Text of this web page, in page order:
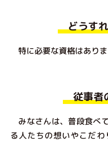
どうす
特に必要な資格はありま
従事者
みなさんは、普段食べ
る人たちの想いやこだ